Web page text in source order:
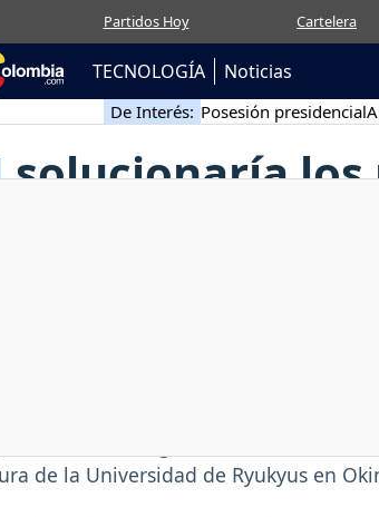
Partidos Hoy Cartelera
TECNOLOGÍA Noticias
De Interés: Posesión presidencial
solucionaría
de la Universidad de Ryukyus en